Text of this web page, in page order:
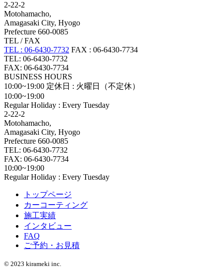
2-22-2
Motohamacho,
Amagasaki City, Hyogo
Prefecture 660-0085
TEL / FAX
TEL : 06-6430-7732 FAX : 06-6430-7734
TEL: 06-6430-7732
FAX: 06-6430-7734
BUSINESS HOURS
10:00~19:00 定休日 : 火曜日（不定休）
10:00~19:00
Regular Holiday : Every Tuesday
2-22-2
Motohamacho,
Amagasaki City, Hyogo
Prefecture 660-0085
TEL: 06-6430-7732
FAX: 06-6430-7734
10:00~19:00
Regular Holiday : Every Tuesday
トップページ
カーコーティング
施工実績
インタビュー
FAQ
ご予約・お見積
© 2023 kirameki inc.